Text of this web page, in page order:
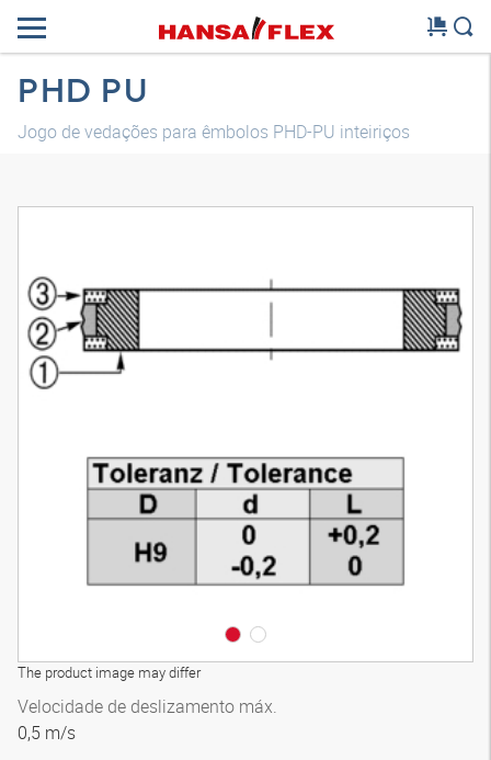
PHD PU
Jogo de vedações para êmbolos PHD-PU inteiriços
The product image may differ
Velocidade de deslizamento máx.
0,5 m/s